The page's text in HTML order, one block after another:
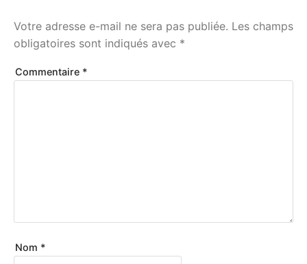
Votre adresse e-mail ne sera pas publiée. Les champs
obligatoires sont indiqués avec *
Commentaire *
Nom *